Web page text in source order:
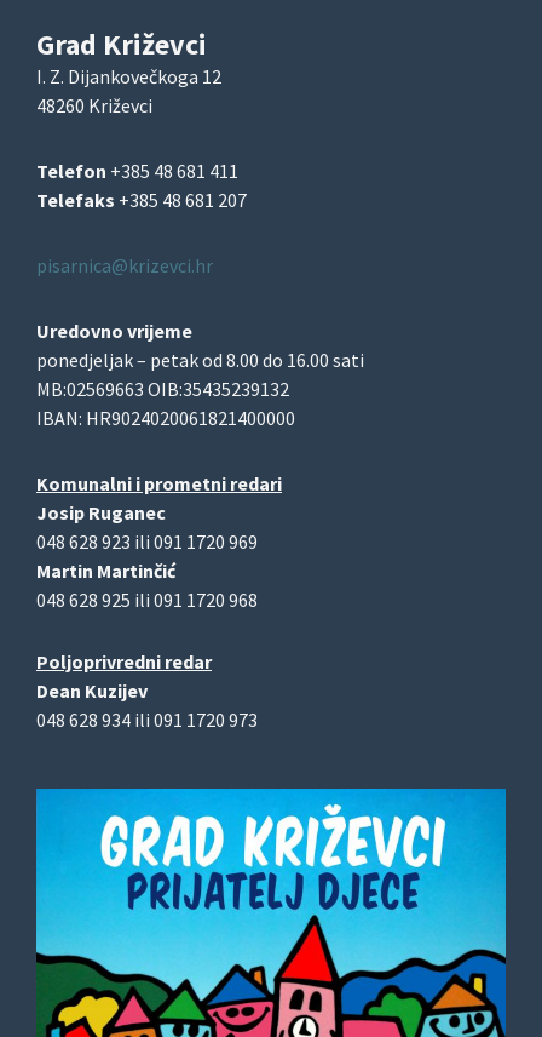
Grad Križevci
I. Z. Dijankovečkoga 12
48260 Križevci
Telefon +385 48 681 411
Telefaks +385 48 681 207
pisarnica@krizevci.hr
Uredovno vrijeme
ponedjeljak – petak od 8.00 do 16.00 sati
MB:02569663 OIB:35435239132
IBAN: HR9024020061821400000
Komunalni i prometni redari
Josip Ruganec
048 628 923 ili 091 1720 969
Martin Martinčić
048 628 925 ili 091 1720 968
Poljoprivredni redar
Dean Kuzijev
048 628 934 ili 091 1720 973